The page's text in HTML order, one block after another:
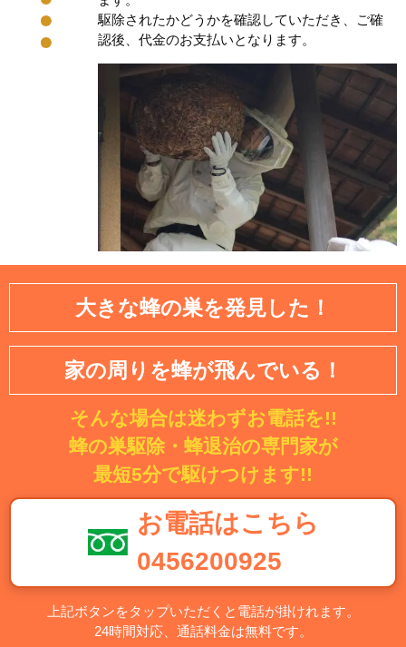
駆除されたかどうかを確認していただき、ご確
認後、代金のお支払いとなります。
大きな蜂の巣を発見した！
家の周りを蜂が飛んでいる！
そんな場合は迷わずお電話を!!
蜂の巣駆除・蜂退治の専門家が
最短5分で駆けつけます!!
お電話はこちら
0456200925
上記ボタンをタップいただくと電話が掛けれます。
24時間対応、通話料金は無料です。